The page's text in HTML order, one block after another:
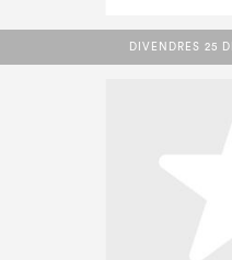
DIVENDRES 25
DIVENDRES 25